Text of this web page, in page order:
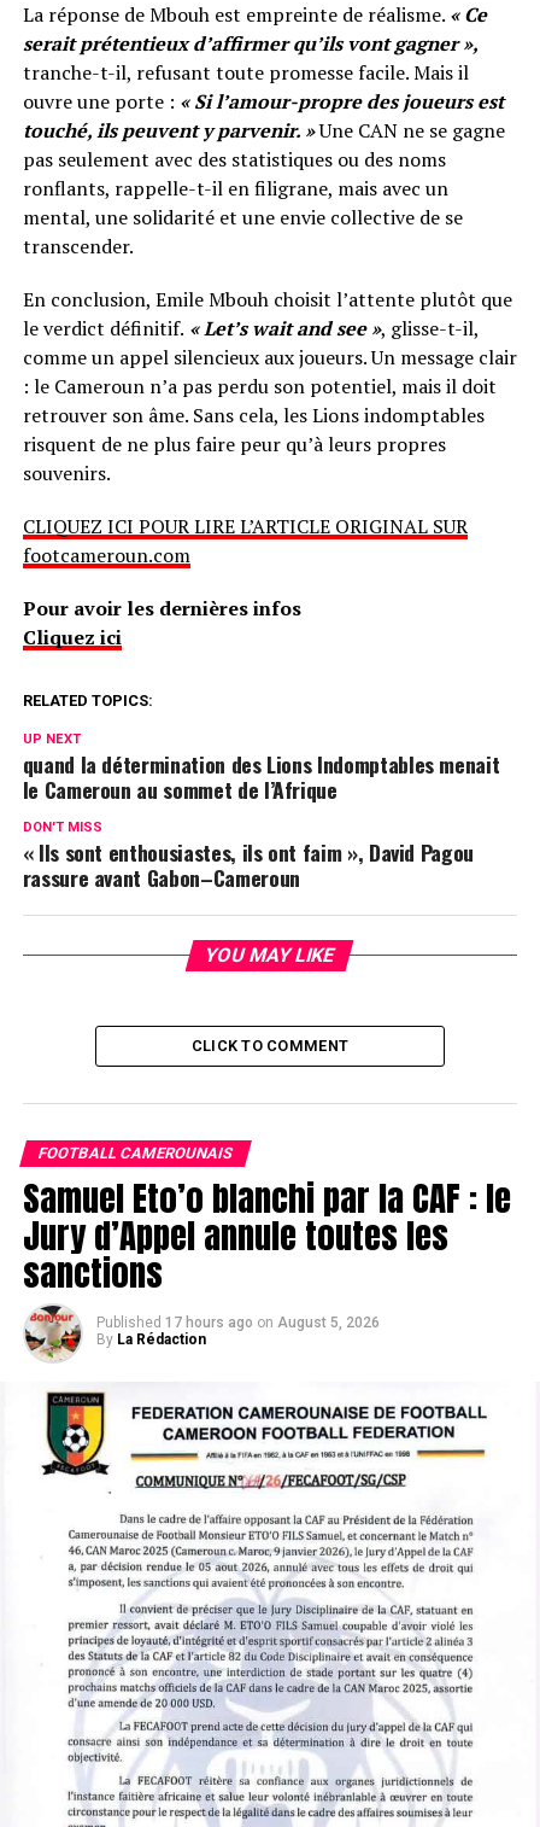
La réponse de Mbouh est empreinte de réalisme. « Ce
serait prétentieux d’affirmer qu’ils vont gagner »,
tranche-t-il, refusant toute promesse facile. Mais il
ouvre une porte : « Si l’amour-propre des joueurs est
touché, ils peuvent y parvenir. »Une CAN ne se gagne
pas seulement avec des statistiques ou des noms
ronflants, rappelle-t-il en filigrane, mais avec un
mental, une solidarité et une envie collective de se
transcender.
En conclusion, Emile Mbouh choisit l’attente plutôt que
le verdict définitif. « Let’s wait and see », glisse-t-il,
comme un appel silencieux aux joueurs. Un message clair
: le Cameroun n’a pas perdu son potentiel, mais il doit
retrouver son âme. Sans cela, les Lions indomptables
risquent de ne plus faire peur qu’à leurs propres
souvenirs.
CLIQUEZ ICI POUR LIRE L’ARTICLE ORIGINAL SUR
footcameroun.com
Pour avoir les dernières infos
Cliquez ici
RELATED TOPICS:
UP NEXT
quand la détermination des Lions Indomptables menait
le Cameroun au sommet de l’Afrique
DON'T MISS
« Ils sont enthousiastes, ils ont faim », David Pagou
rassure avant Gabon–Cameroun
YOU MAY LIKE
CLICK TO COMMENT
FOOTBALL CAMEROUNAIS
Samuel Eto’o blanchi par la CAF : le
Jury d’Appel annule toutes les
sanctions
Published 17 hours ago on August 5, 2026
By La Rédaction